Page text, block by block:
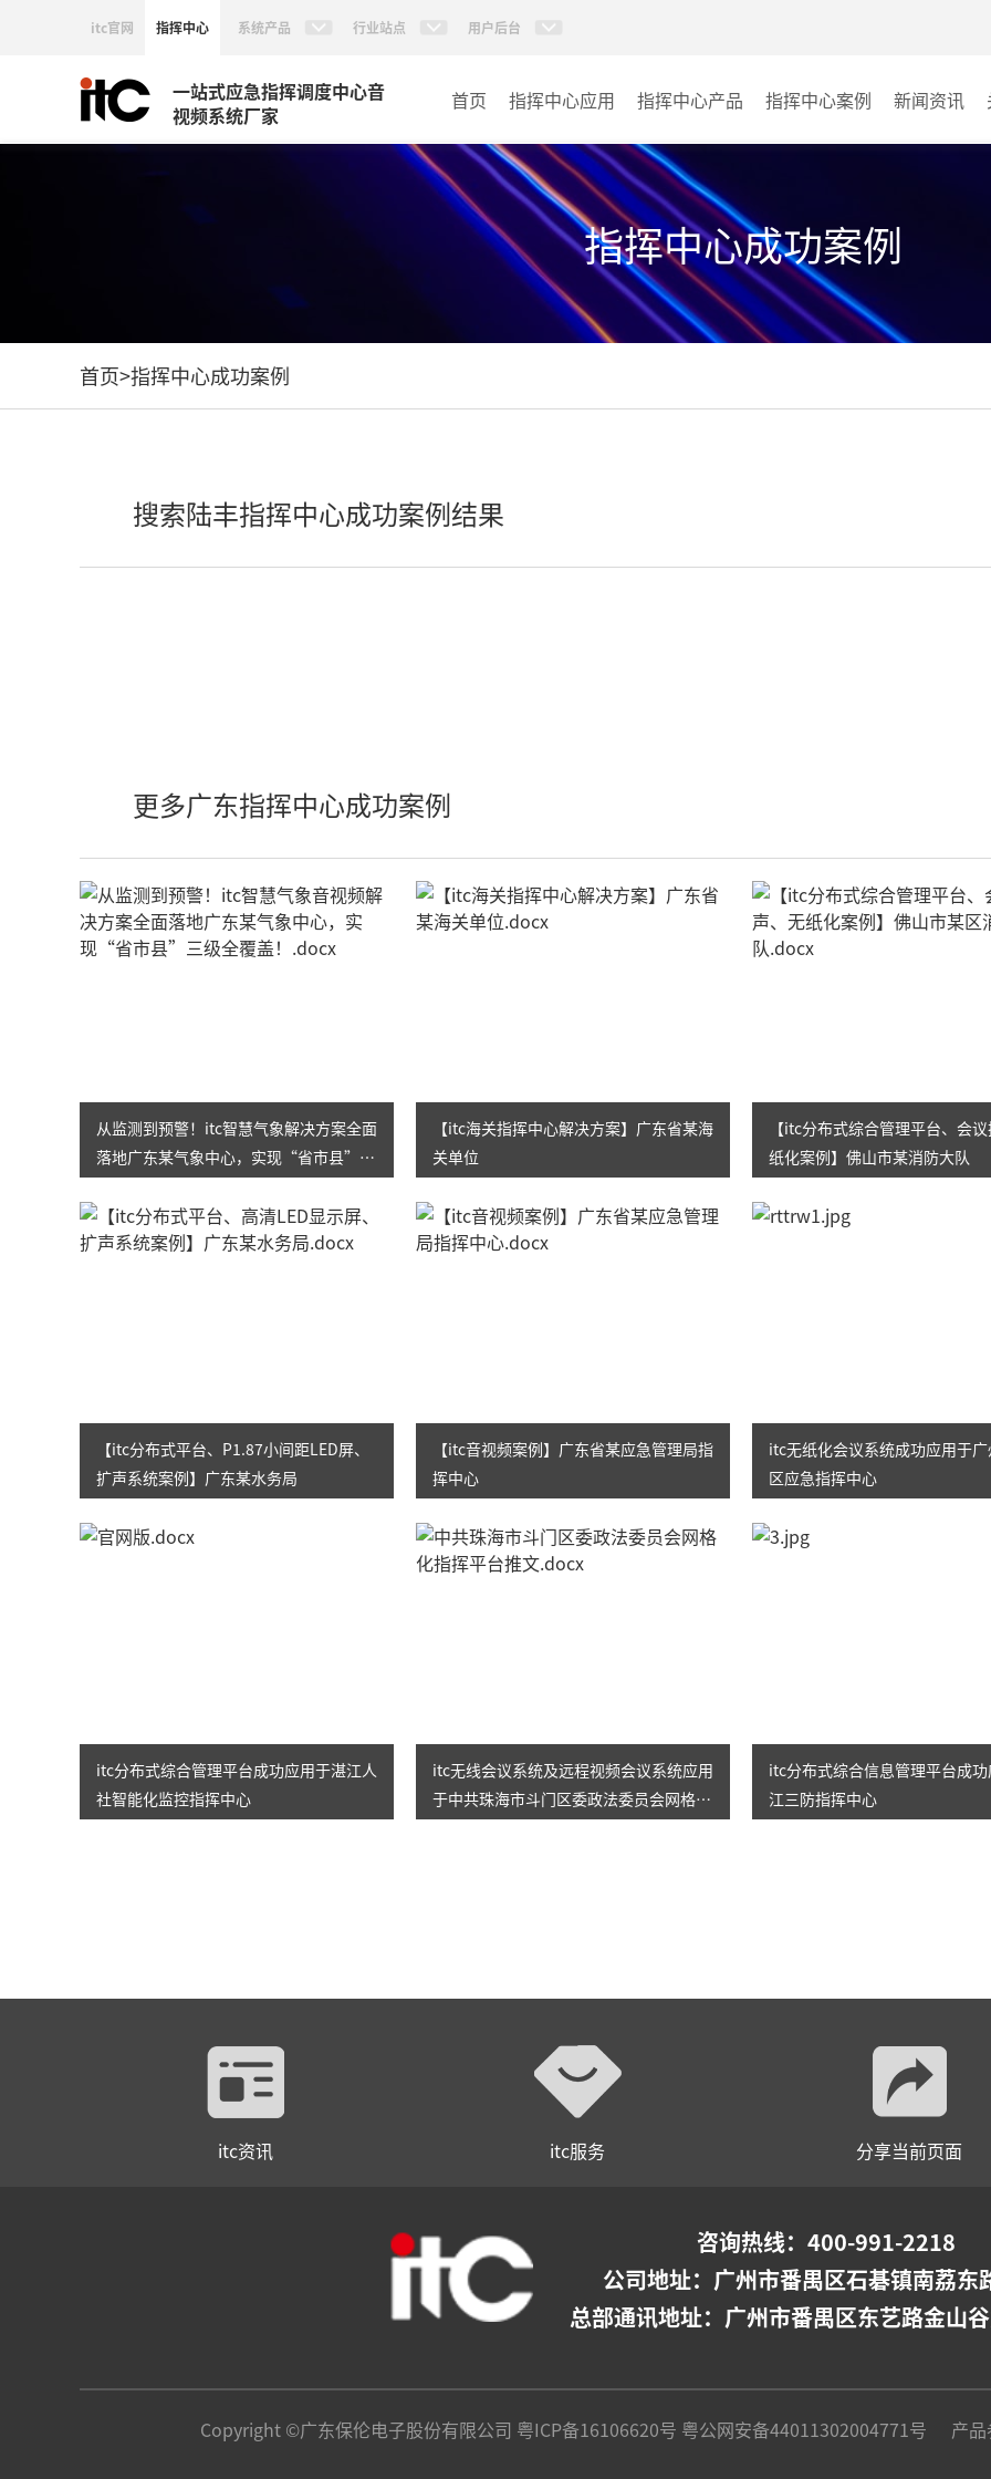
itc官网 指挥中心 系统产品 行业站点 用户后台
一站式应急指挥调度中心音
视频系统厂家
首页 指挥中心应用 指挥中心产品
KVM坐席管理系统
AI智慧分布式系统
无感调度系统
AI指挥调度系统
指挥中心案例
政府指挥中心
大数据指挥中心
监控指挥中心
新闻资讯
指挥中心成功案例
首页>指挥中心成功案例
搜索陆丰指挥中心成功案例结果
更多广东指挥中心成功案例
从监测到预警！itc智慧气象解决方案全面
落地广东某气象中心，实现“省市县”三
【itc海关指挥中心解决方案】广东省某海
关单位
【itc分布式综合管理平台、会
纸化案例】佛山市某消防大队
【itc分布式平台、P1.87小间距LED屏、
扩声系统案例】广东某水务局
【itc音视频案例】广东省某应急管理局指
挥中心
itc无纸化会议系统成功应用于
区应急指挥中心
itc分布式综合管理平台成功应用于湛江人
社智能化监控指挥中心
itc无线会议系统及远程视频会议系统应用
于中共珠海市斗门区委政法委员会网格化
itc分布式综合信息管理平台成
江三防指挥中心
itc资讯 itc服务 分享当前页面
咨询热线：400-991-2218
公司地址： 广州市番禺区石碁镇南荔东
总部通讯地址：广州市番禺区东艺路金山
Copyright ©广东保伦电子股份有限公司 粤ICP备16106620号 粤公网安备44011302004771号 产